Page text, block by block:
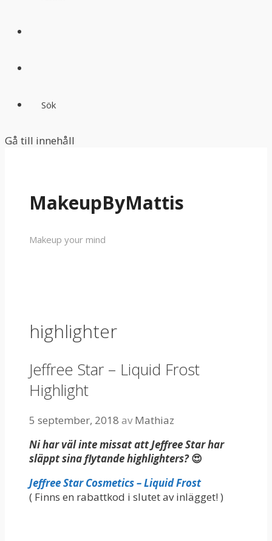
Sök
Gå till innehåll
MakeupByMattis
Makeup your mind
highlighter
Jeffree Star – Liquid Frost
Highlight
5 september, 2018 avMathiaz
Ni har väl inte missat att Jeffree Star har
släppt sina flytande highlighters?😍
Jeffree Star Cosmetics – Liquid Frost
( Finns en rabattkod i slutet av inlägget! )